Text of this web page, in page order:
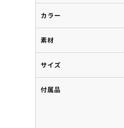
カラー
素材
サイズ
付属品